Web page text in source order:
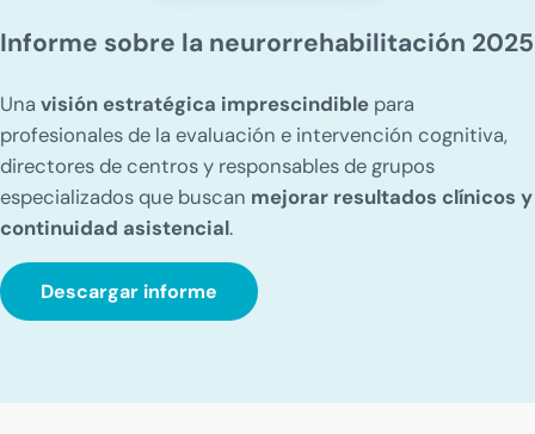
Informe sobre la neurorrehabilitación 2025
Unavisión estratégica imprescindible para
profesionales de la evaluación e intervención cognitiva,
directores de centros y responsables de grupos
especializados que buscan mejorar resultados clínicos y
continuidad asistencial.
Descargar informe